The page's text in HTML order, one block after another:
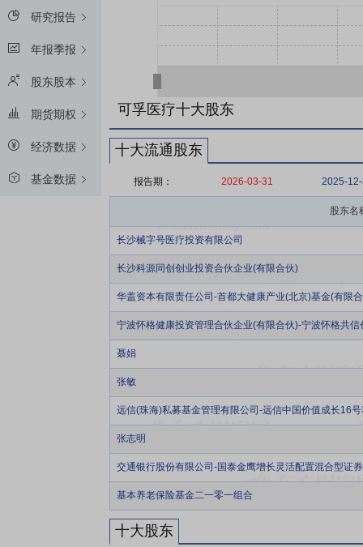
研究报告
年报季报
股东股本
期货期权
经济数据
基金数据
可孚医疗十大股东
十大流通股东
报告期： 2026-03-31 2025-
股东名
长沙械字号医疗投资有限公司
长沙科源同创创业投资合伙企业(有限合伙)
华盖资本有限责任公司-首都大健康产业(北京)基金(有限
宁波怀格健康投资管理合伙企业(有限合伙)-宁波怀格共
聂娟
张敏
远信(珠海)私募基金管理有限公司-远信中国价值成长16
张志明
交通银行股份有限公司-国泰金鹰增长灵活配置混合型证
基本养老保险基金二一零一组合
十大股东